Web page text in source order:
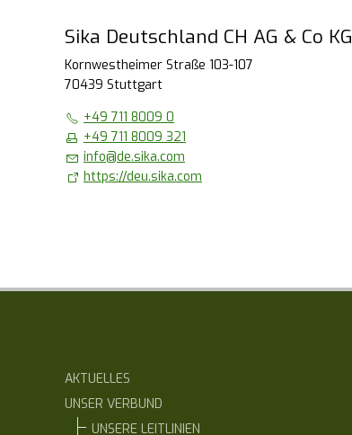
Sika Deutschland CH AG & Co KG
Kornwestheimer Straße 103-107
70439 Stuttgart
+49 711 8009 0
+49 711 8009 321
info@de.sika.com
https://deu.sika.com
AKTUELLES
UNSER VERBUND
UNSERE LEITLINIEN